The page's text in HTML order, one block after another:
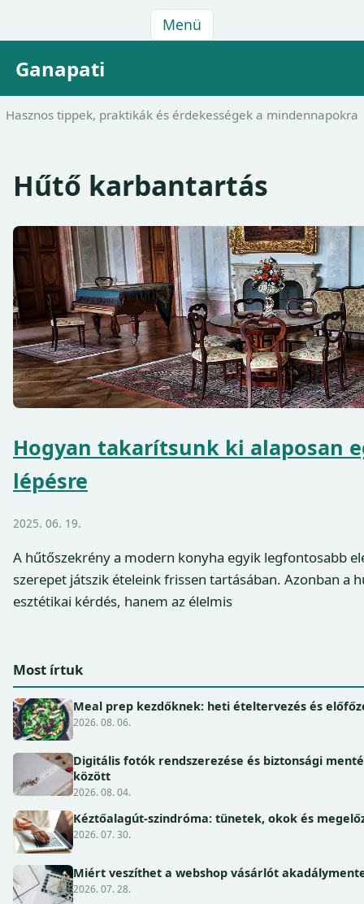
Menü
Ganapati
Hasznos tippek, praktikák és érdekességek a mindennapokra
Hűtő karbantartás
Hogyan takarítsunk ki alaposan
lépésre
2025. 06. 19.
A hűtőszekrény a modern konyha egyik legfontosabb
szerepet játszik ételeink frissen tartásában. Azonban a
esztétikai kérdés, hanem az élelmis
Most írtuk
Meal prep kezdőknek: heti ételtervezés és
2026. 08. 06.
Digitális fotók rendszerezése és biztonsági
között
2026. 08. 04.
Kéztőalagút-szindróma: tünetek, okok és
2026. 07. 30.
Miért veszíthet a webshop vásárlót
2026. 07. 28.